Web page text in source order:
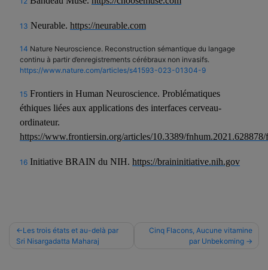
13 Neurable. https://neurable.com
14 Nature Neuroscience. Reconstruction sémantique du langage
continu à partir d’enregistrements cérébraux non invasifs.
https://www.nature.com/articles/s41593-023-01304-9
15 Frontiers in Human Neuroscience. Problématiques
éthiques liées aux applications des interfaces cerveau-
ordinateur.
https://www.frontiersin.org/articles/10.3389/
16 Initiative BRAIN du NIH. https://braininitiative.nih.gov
Navigation
de
Les trois états et au-delà par
Sri Nisargadatta Maharaj
Cinq Flacons, Aucune vitamine
par Unbekoming